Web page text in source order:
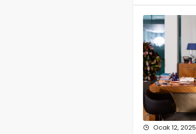
Ocak 12, 2025